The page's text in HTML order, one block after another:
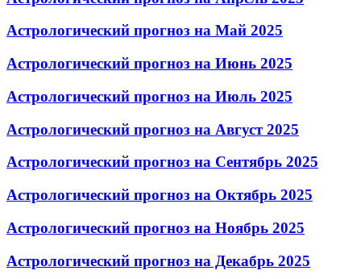
Астрологический прогноз на Май 2025
Астрологический прогноз на Июнь 2025
Астрологический прогноз на Июль 2025
Астрологический прогноз на Август 2025
Астрологический прогноз на Сентябрь 2025
Астрологический прогноз на Октябрь 2025
Астрологический прогноз на Ноябрь 2025
Астрологический прогноз на Декабрь 2025